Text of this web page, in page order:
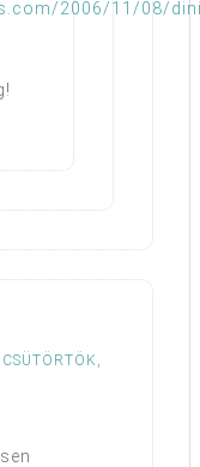
2006/11/08/